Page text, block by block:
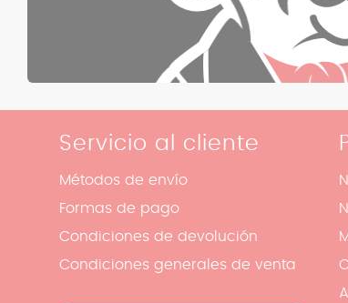
Servicio al cliente
Métodos de envío
Formas de pago
Condiciones de devolución
Condiciones generales de venta